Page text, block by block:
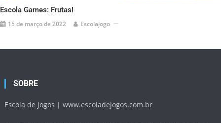
Escola Games: Frutas!
15 de março de 2022 Escolajogo
SOBRE
Escola de Jogos |www.escoladejogos.com.br